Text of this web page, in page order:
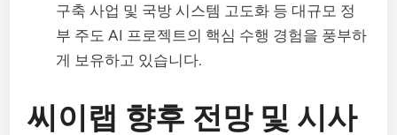
구축 사업 및 국방 시스템 고도화 등 대규모 정
부 주도 AI 프로젝트의 핵심 수행 경험을 풍부하
게 보유하고 있습니다.
씨이랩 향후 전망 및 시사